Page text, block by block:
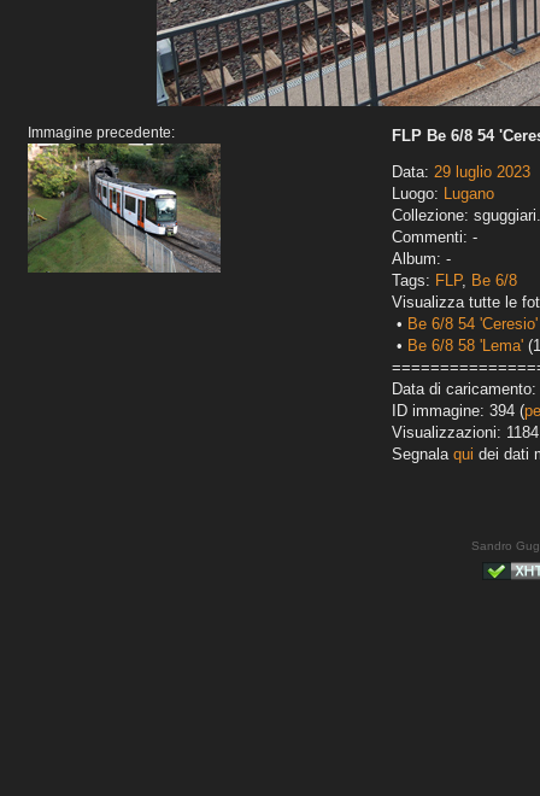
Immagine precedente:
FLP Be 6/8 54
Data: 29 luglio 2023
Luogo: Lugano
Collezione:
Commenti: -
Album: -
Tags: FLP, Be 6/8
Visualizza tutte le
• Be 6/8 54 'Ceresio'
• Be 6/8 58 'Lema'
Data di
ID immagine: 394 (
Visualizzazioni: 1184
Segnala qui dei dati
Sandro